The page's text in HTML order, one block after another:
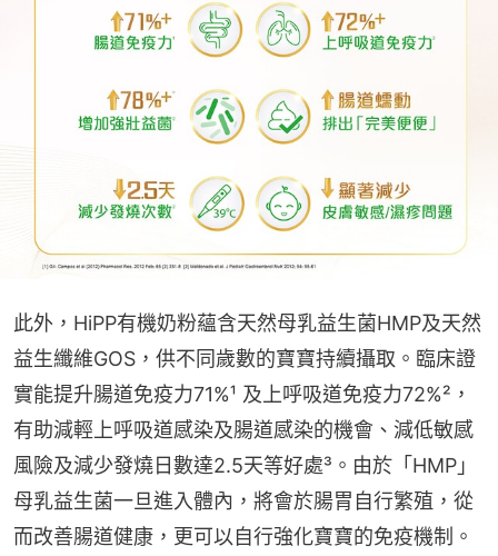
此外，HiPP有機奶粉蘊含天然母乳益生菌HMP及天然
益生纖維GOS，供不同歲數的寶寶持續攝取。臨床證
實能提升腸道免疫力71%¹ 及上呼吸道免疫力72%²，
有助減輕上呼吸道感染及腸道感染的機會、減低敏感
風險及減少發燒日數達2.5天等好處³。由於「HMP」
母乳益生菌一旦進入體內，將會於腸胃自行繁殖，從
而改善腸道健康，更可以自行強化寶寶的免疫機制。